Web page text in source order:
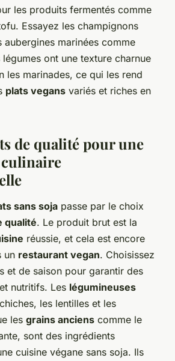
les produits fermentés comme
Essayez les champignons
marinées comme
ont une texture charnue
les marinades, ce qui les rend
plats vegans variés et riches en
de qualité pour une
sans soja passe par le choix
qualité. Le produit brut est la
réussie, et cela est encore
un restaurant vegan. Choisissez
et de saison pour garantir des
nutritifs. Les légumineuses
les lentilles et les
les grains anciens comme le
sont des ingrédients
cuisine végane sans soja. Ils